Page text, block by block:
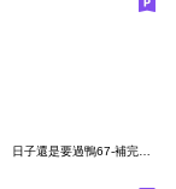
日子還是要過鴨67-補完了也芬了